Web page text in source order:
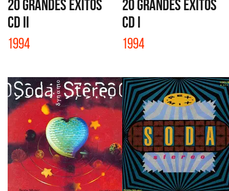
20 GRANDES EXITOS
CD II
1994
20 GRANDES EXITOS
CD I
1994